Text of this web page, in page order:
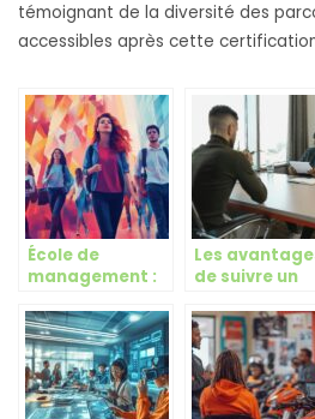
témoignant de la diversité des
accessibles après cette
École de
management :
professionnels
en tant que
Consultant en
stratégie
d’entreprise
Les
de suivre un
Strasbourg
Colmar